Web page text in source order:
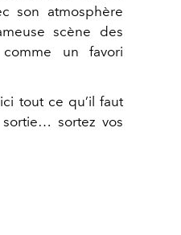
son atmosphère
scène des
un favori
tout ce qu’il faut
sortez vos